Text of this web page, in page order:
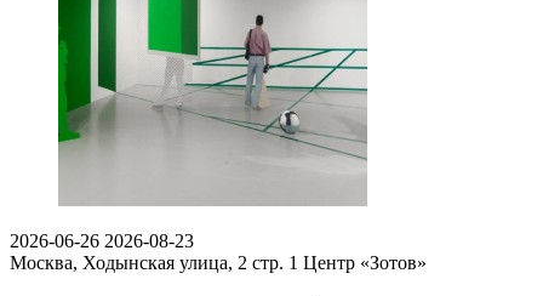
2026-06-26 2026-08-23
Москва, Ходынская улица, 2 стр. 1 Центр «Зотов»